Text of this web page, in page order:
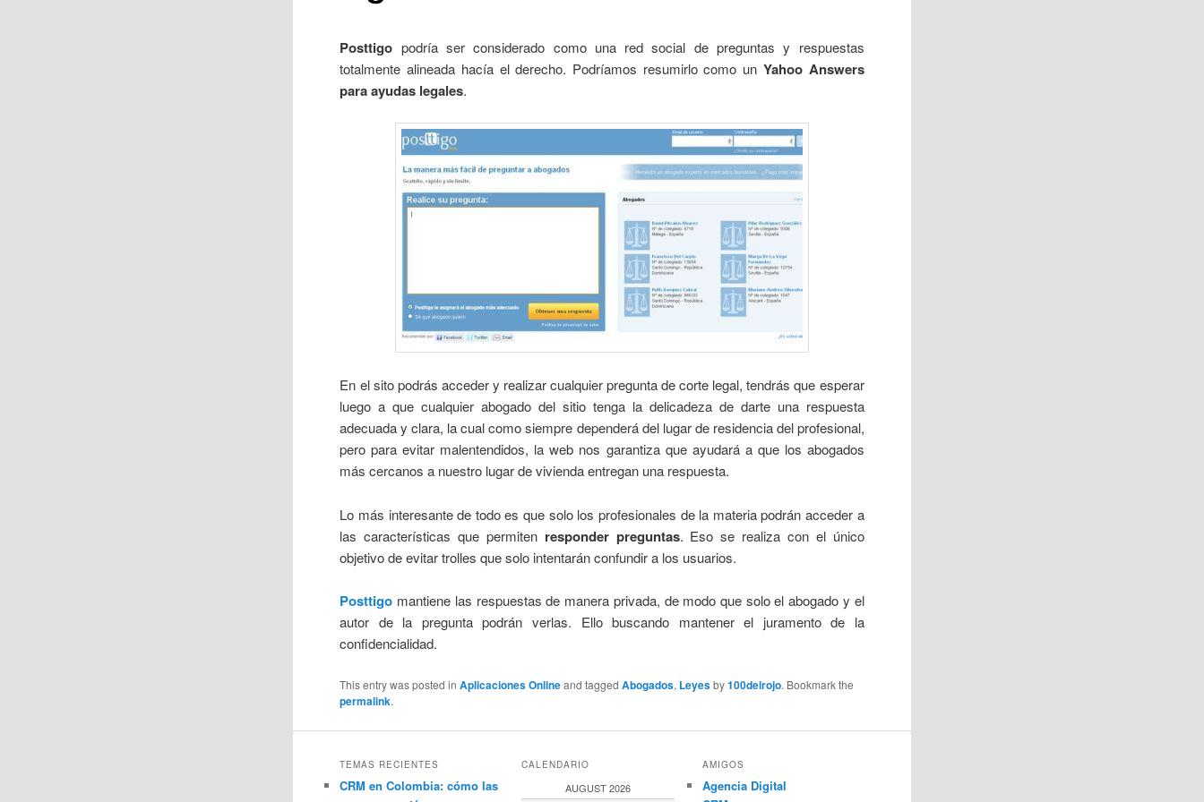
Posttigo podría ser considerado como una red social de preguntas y respuestas
totalmente alineada hacía el derecho. Podríamos resumirlo como un Yahoo Answers
para ayudas legales.
En el sito podrás acceder y realizar cualquier pregunta de corte legal, tendrás que esperar
luego a que cualquier abogado del sitio tenga la delicadeza de darte una respuesta
adecuada y clara, la cual como siempre dependerá del lugar de residencia del profesional,
pero para evitar malentendidos, la web nos garantiza que ayudará a que los abogados
más cercanos a nuestro lugar de vivienda entregan una respuesta.
Lo más interesante de todo es que solo los profesionales de la materia podrán acceder a
las características que permiten responder preguntas. Eso se realiza con el único
objetivo de evitar trolles que solo intentarán confundir a los usuarios.
Posttigo mantiene las respuestas de manera privada, de modo que solo el abogado y el
autor de la pregunta podrán verlas. Ello buscando mantener el juramento de la
confidencialidad.
This entry was posted inAplicaciones Onlineand taggedAbogados, Leyesby100delrojo. Bookmark the
permalink.
TEMAS RECIENTES
CRM en Colombia: cómo las
CALENDARIO
AUGUST 2026
AMIGOS
Agencia Digital